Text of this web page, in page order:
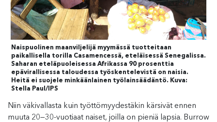
Naispuolinen maanviljelijä myymässä tuotteitaan
paikallisella torilla Casamencessä, eteläisessä Senegalissa.
Saharan eteläpuoleisessa Afrikassa 90 prosenttia
epävirallisessa taloudessa työskentelevistä on naisia.
Heitä ei suojele minkäänlainen työlainsäädäntö. Kuva:
Stella Paul/IPS
Niin väkivallasta kuin työttömyydestäkin kärsivät ennen
muuta 20—30-vuotiaat naiset, joilla on pieniä lapsia. Burrow